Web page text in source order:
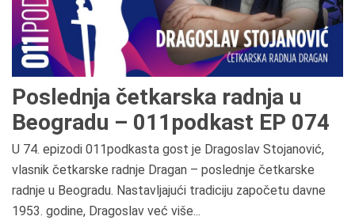
Poslednja četkarska radnja u
Beogradu – 011podkast EP 074
U 74. epizodi 011podkasta gost je Dragoslav Stojanović,
vlasnik četkarske radnje Dragan – poslednje četkarske
radnje u Beogradu. Nastavljajući tradiciju započetu davne
1953. godine, Dragoslav već više...